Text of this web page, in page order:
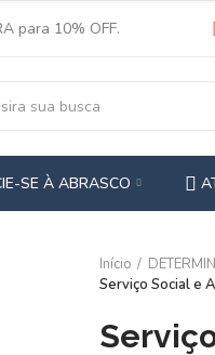
para 10% OFF.
SE À ABRASCO
Início
Serviço Social e